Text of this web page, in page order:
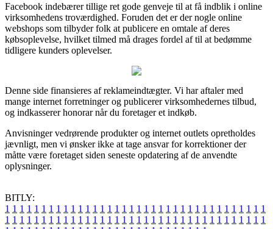
Facebook indebærer tillige ret gode genveje til at få indblik i online
virksomhedens troværdighed. Foruden det er der nogle online
webshops som tilbyder folk at publicere en omtale af deres
købsoplevelse, hvilket tilmed må drages fordel af til at bedømme
tidligere kunders oplevelser.
Denne side finansieres af reklameindtægter. Vi har aftaler med
mange internet forretninger og publicerer virksomhedernes tilbud,
og indkasserer honorar når du foretager et indkøb.
Anvisninger vedrørende produkter og internet outlets opretholdes
jævnligt, men vi ønsker ikke at tage ansvar for korrektioner der
måtte være foretaget siden seneste opdatering af de anvendte
oplysninger.
BITLY:
1 1 1 1 1 1 1 1 1 1 1 1 1 1 1 1 1 1 1 1 1 1 1 1 1 1 1 1 1 1 1 1 1 1 1 1
1 1 1 1 1 1 1 1 1 1 1 1 1 1 1 1 1 1 1 1 1 1 1 1 1 1 1 1 1 1 1 1 1 1 1 1